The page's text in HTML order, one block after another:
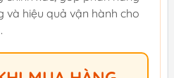
và hiệu quả vận hành cho